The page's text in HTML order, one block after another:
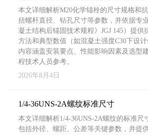
本文详细解析M20化学锚栓的尺寸规格和
括螺杆直径、钻孔尺寸等参数，并依据专
凝土结构后锚固技术规程》JGJ 145）提供
方法和典型数值（如混凝土强度C30下设计
内容涵盖安装要点、性能影响因素及选型
程技术人员参考。
2026年8月4日
1/4-36UNS-2A螺纹标准尺寸
本文详细解析1/4-36UNS-2A螺纹的标准尺
包括外径、螺距、公差等关键参数，并提